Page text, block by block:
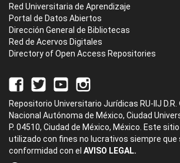
Red Universitaria de Aprendizaje
Portal de Datos Abiertos
Dirección General de Bibliotecas
Red de Acervos Digitales
Directory of Open Access Repositories
Repositorio Universitario Jurídicas RU-IIJ
Nacional Autónoma de México, Ciudad
P. 04510, Ciudad de México, México. Este
utilizado con fines no lucrativos siempre
conformidad con el AVISO LEGAL.